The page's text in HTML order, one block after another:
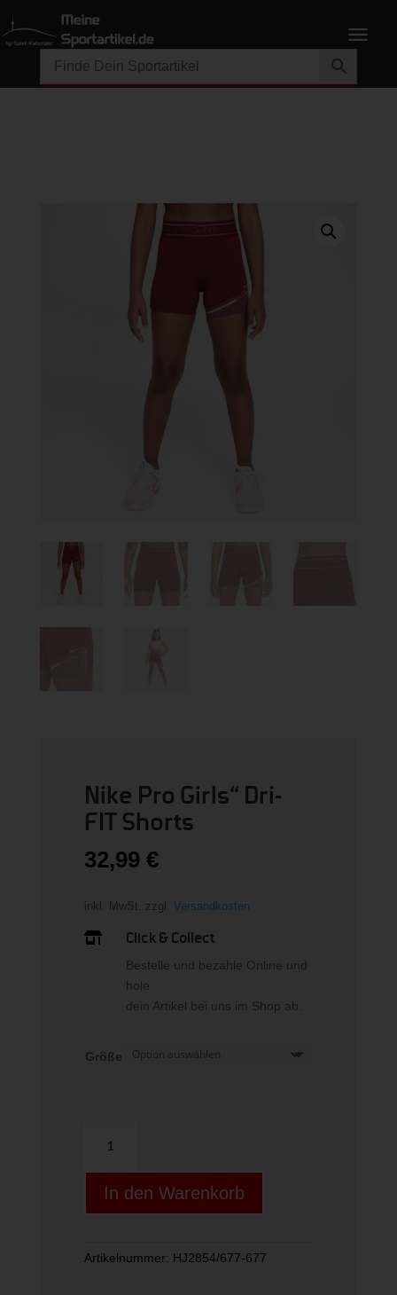
Nike Pro Girls“ Dri-
FIT Shorts
32,99 €
inkl. MwSt. zzgl. Versandkosten
 Click & Collect
Bestelle und bezahle Online und
hole
dein Artikel bei uns im Shop ab.
Größe
Girls"
FIT
Menge
In den Warenkorb
Artikelnummer: HJ2854/677-677